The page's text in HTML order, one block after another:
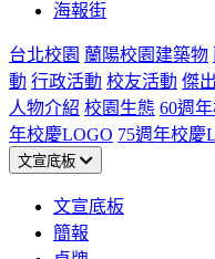
海報街
台北校園 蘭陽校園建築物
動 行政活動 校友活動 傑
人物介紹 校園生態 60週
年校慶LOGO 75週年校慶
文宣底板
文宣底板
簡報